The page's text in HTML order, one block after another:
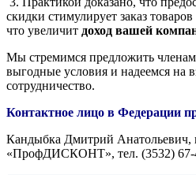
скидки стимулирует заказ
что увеличит доход вашей
Мы стремимся предложить
выгодные условия и надеемся на
сотрудничество.
Контактное лицо в Федерации
Кандыбка Дмитрий Анатольевич,
«ПрофДИСКОНТ», тел. (3532) 67-